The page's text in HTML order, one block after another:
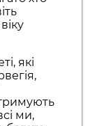
які
ми,